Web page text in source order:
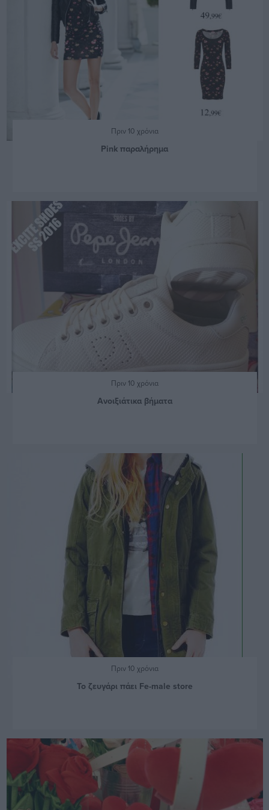
Πριν 10 χρόνια
Pink παραλήρημα
Πριν 10 χρόνια
Ανοιξιάτικα βήματα
Πριν 10 χρόνια
Το ζευγάρι πάει Fe-male store